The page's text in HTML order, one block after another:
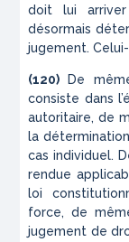
doit lui
désormais
jugement.
(120) De
consiste dans
autoritaire, de
la
cas individuel.
rendue
loi
force, de
jugement de